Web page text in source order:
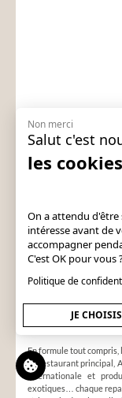
C’est au cœur du
turquoise, que j’ai vécu
À seulement 45
départ d’un séjour
Dès notre arrivée, le
leurs silhouettes ocre ;
d’Oman. L’hôtel,
l’élégance
Ma chambre,
et la marina. Chaque
Saveurs du monde et
En formule tout compris,
Le restaurant principal,
internationale et
exotiques… chaque
Non merci
Salut c'est
les
On a attendu d'être
intéresse avant de
accompagner
C'est OK pour vous
Politique de
JE CHOISIS